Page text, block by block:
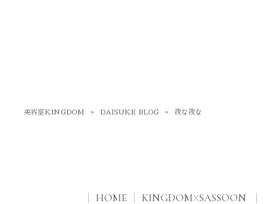
美容室KINGDOM » DAISUKE BLOG » 夜な夜な
HOME KINGDOMXSASSOON